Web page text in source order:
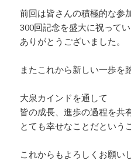
前回は皆さんの積極的な参
300回記念を盛大に祝って
ありがとうございました。
またこれから新しい一歩を
大泉カインドを通して
皆の成長、進歩の過程を共
とても幸せなことだという
これからもよろしくお願い